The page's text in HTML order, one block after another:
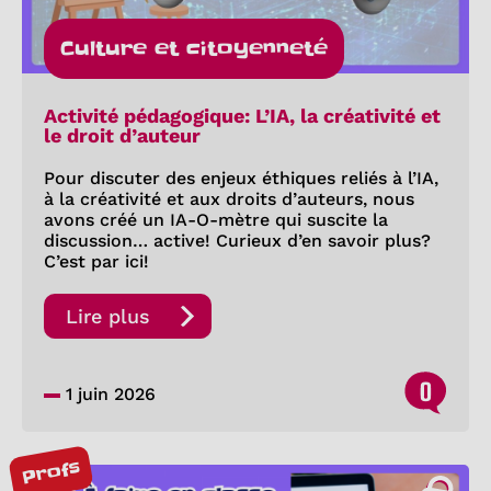
Culture et citoyenneté
Activité pédagogique: L’IA, la créativité et
le droit d’auteur
Pour discuter des enjeux éthiques reliés à l’IA,
à la créativité et aux droits d’auteurs, nous
avons créé un IA-O-mètre qui suscite la
discussion… active! Curieux d’en savoir plus?
C’est par ici!
Lire plus
1 juin 2026 0
Profs